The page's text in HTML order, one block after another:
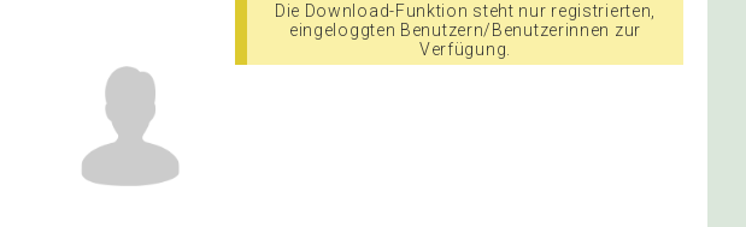
Die Download-Funktion steht nur registrierten,
eingeloggten Benutzern/Benutzerinnen zur
Verfügung.